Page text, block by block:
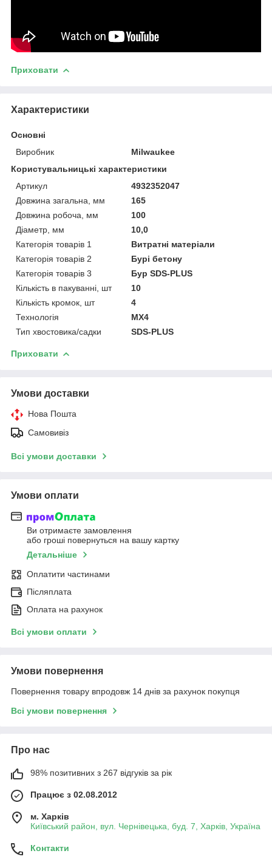
Приховати
Характеристики
Основні
Виробник
Milwaukee
Користувальницькі характеристики
Артикул
4932352047
Довжина загальна, мм
165
Довжина робоча, мм
100
Діаметр, мм
10,0
Категорія товарів 1
Витратні матеріали
Категорія товарів 2
Бурі бетону
Категорія товарів 3
Бур SDS-PLUS
Кількість в пакуванні, шт
10
Кількість кромок, шт
4
Технологія
MX4
Тип хвостовика/садки
SDS-PLUS
Приховати
Умови доставки
Нова Пошта
Самовивіз
Всі умови доставки
Умови оплати
Ви отримаєте замовлення
або гроші повернуться на вашу картку
Детальніше
Оплатити частинами
Післяплата
Оплата на рахунок
Всі умови оплати
Умови повернення
Повернення товару впродовж 14 днів за рахунок покупця
Всі умови повернення
Про нас
98% позитивних з 267 відгуків за рік
Працює з 02.08.2012
м. Харків
Київський район, вул. Чернівецька, буд. 7, Харків, Україна
Контакти